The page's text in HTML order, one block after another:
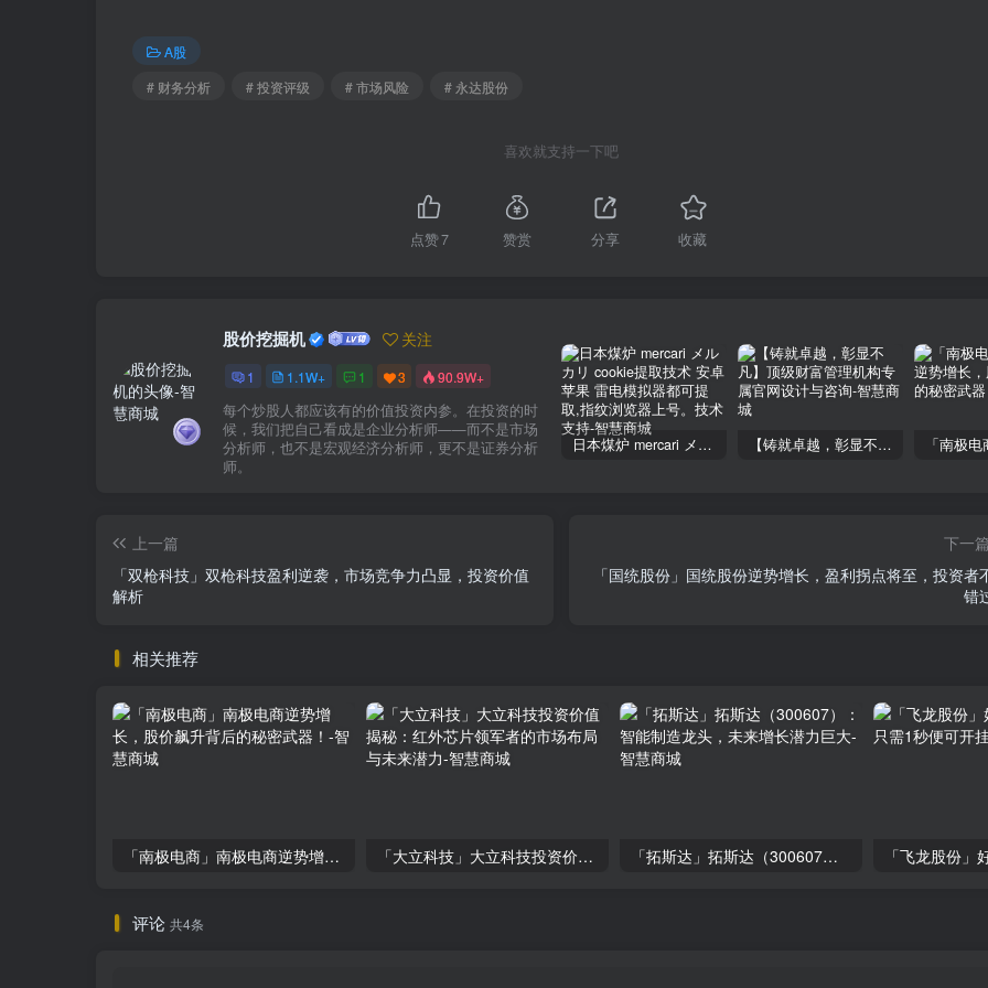
A股
# 财务分析
# 投资评级 # 市场风险 # 永达股份
喜欢就支持一下吧
点赞7 赞赏 分享 收藏
股价挖掘机 关注
1 1.1W+ 1 3 90.9W+
每个炒股人都应该有的价值投资内参。在投资的时
候，我们把自己看成是企业分析师——而不是市场
分析师，也不是宏观经济分析师，更不是证券分析
师。
日本煤炉 mercari メルカリ cookie提取技术 安卓 苹果 雷电模拟器都可提取,指纹浏览器上号。技术支持 【铸就卓越，彰显不凡】顶级财富管理机构专属官网设计与咨询
上一篇
「双枪科技」双枪科技盈利逆袭，市场竞争力凸显，投资价值
解析
下一篇
「国统股份」国统股份逆势增长，盈利拐点将至，投资者
错
相关推荐
「南极电商」南极电商逆势增长，股价飙升背后的秘密武器！ 「大立科技」大立科技投资价值揭秘：红外芯片领军者的市场布局与未来潜力 「拓斯达」拓斯达（300607）：智能制造龙头，未来增长潜力巨大
评论 共4条